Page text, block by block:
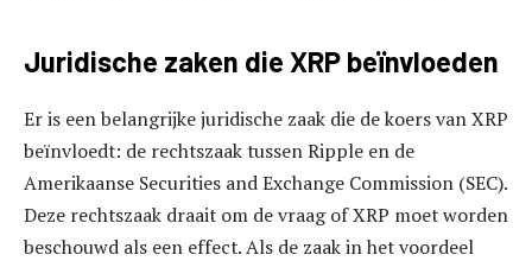
Juridische zaken die XRP beïnvloeden
Er is een belangrijke juridische zaak die de koers van XRP
beïnvloedt: de rechtszaak tussen Ripple en de
Amerikaanse Securities and Exchange Commission (SEC).
Deze rechtszaak draait om de vraag of XRP moet worden
beschouwd als een effect. Als de zaak in het voordeel